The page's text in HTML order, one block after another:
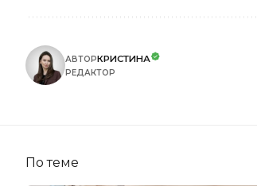
АВТОРКРИСТИНА
РЕДАКТОР
По теме